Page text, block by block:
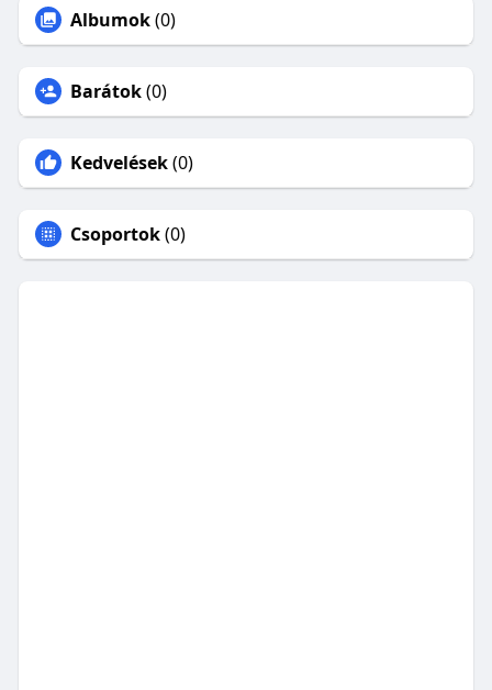
Albumok(0)
Barátok(0)
Kedvelések(0)
Csoportok(0)